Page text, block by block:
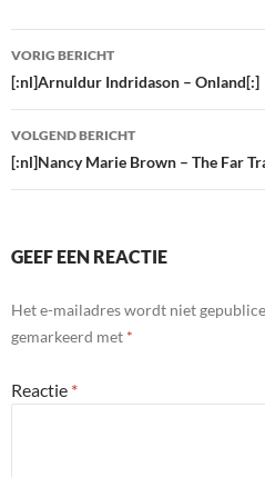
Bericht
navigatie
VORIG BERICHT
[:nl]Arnuldur Indridason – Onland[:]
VOLGEND BERICHT
[:nl]Nancy Marie Brown – The Far
GEEF EEN REACTIE
Het e-mailadres wordt niet
gemarkeerd met *
Reactie *